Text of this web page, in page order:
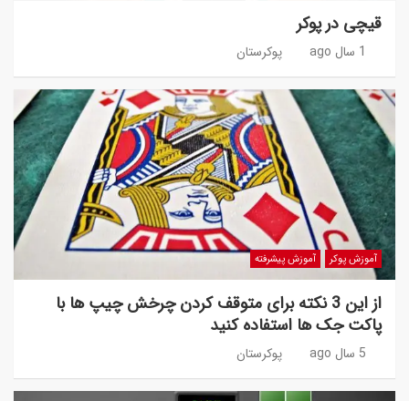
قیچی در پوکر
1 سال ago پوکرستان
آموزش پوکر آموزش پیشرفته
از این 3 نکته برای متوقف کردن چرخش چیپ ها با
پاکت جک ها استفاده کنید
5 سال ago پوکرستان